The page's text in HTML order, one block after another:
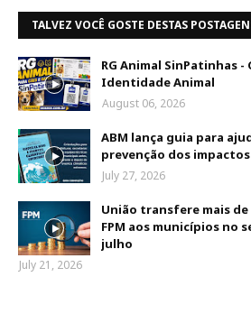
TALVEZ VOCÊ GOSTE DESTAS
RG Animal SinPatinhas
Identidade Animal
August 06, 2026
ABM lança guia para
prevenção dos
July 27, 2026
União transfere mais de
FPM aos municípios no
julho
July 21, 2026